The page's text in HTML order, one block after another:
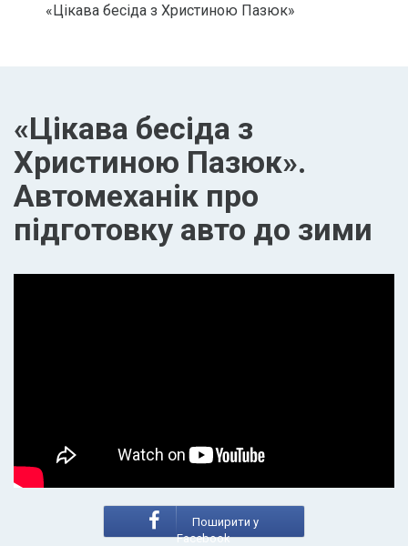
«Цікава бесіда з Христиною Пазюк»
«Цікава бесіда з
Христиною Пазюк».
Автомеханік про
підготовку авто до зими
Поширити у
Facebook